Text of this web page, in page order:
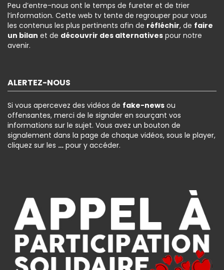
Peu d’entre-nous ont le temps de fureter et de trier
l’information. Cette web tv tente de regrouper pour vous
les contenus les plus pertinents afin de réfléchir, de faire
un bilan et de découvrir des alternatives pour notre
avenir.
ALERTEZ-NOUS
Si vous apercevez des vidéos de fake-news ou
offensantes, merci de le signaler en sourçant vos
informations sur le sujet. Vous avez un bouton de
signalement dans la page de chaque vidéos, sous le player,
cliquez sur les … pour y accéder.